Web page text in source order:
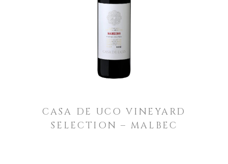
LEER MÁS
CASA DE UCO VINEYARD
SELECTION – MALBEC